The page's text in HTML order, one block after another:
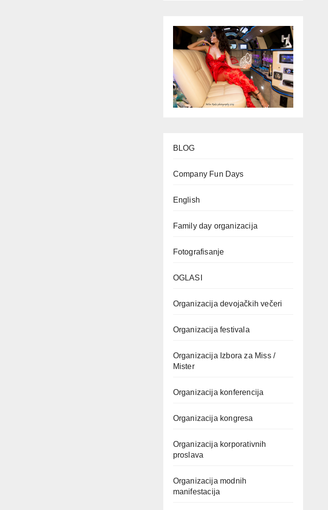
BLOG
Company Fun Days
English
Family day organizacija
Fotografisanje
OGLASI
Organizacija devojačkih večeri
Organizacija festivala
Organizacija Izbora za Miss /
Mister
Organizacija konferencija
Organizacija kongresa
Organizacija korporativnih
proslava
Organizacija modnih
manifestacija